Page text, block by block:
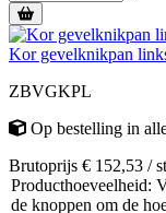
Kor gevelknikpan
ZBVGKPL
Op bestelling in
Brutoprijs € 152,53 / st
Producthoeveelheid:
de knoppen om de